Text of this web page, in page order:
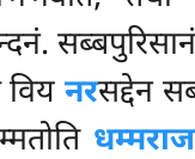
सब्बपुरिसानं
वियनरसद्देन